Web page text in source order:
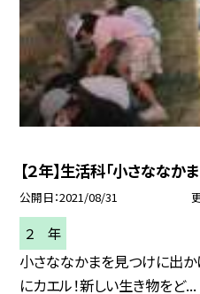
【２年】生活科「小さななかま
公開日 2021/08/31
２ 年
小さななかまを見つけに出か
にカエル！新しい生き物をど...